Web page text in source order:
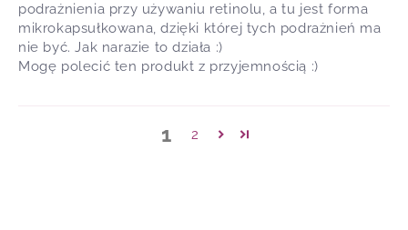
podrażnienia przy używaniu retinolu, a tu jest forma
mikrokapsułkowana, dzięki której tych podrażnień ma
nie być. Jak narazie to działa :)
Mogę polecić ten produkt z przyjemnością :)
1 2